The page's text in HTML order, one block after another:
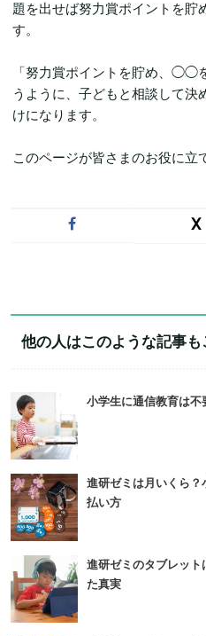
題を出せば努力賞ポイントを貯
す。
「努力賞ポイントを貯め、◯◯
うように、子どもと相談して決
けになります。
このページが皆さまのお役に立
X
他の人はこのような記事
小学生に通信教育は
進研ゼミは月いくら
払い方
進研ゼミのタブレット
た真実